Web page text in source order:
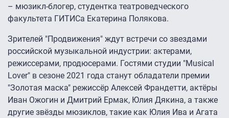
– мюзикл-блогер, студентка театроведческого
факультета ГИТИСа Екатерина Полякова.
Зрителей "Продвижения" ждут встречи со звездами
российской музыкальной индустрии: актерами,
режиссерами, продюсерами. Гостями студии "Musical
Lover" в сезоне 2021 года станут обладатели премии
"Золотая маска" режиссёр Алексей Франдетти, актёры
Иван Ожогин и Дмитрий Ермак, Юлия Дякина, а также
другие звёзды мюзиклов, такие как Юлия Ива и Агата